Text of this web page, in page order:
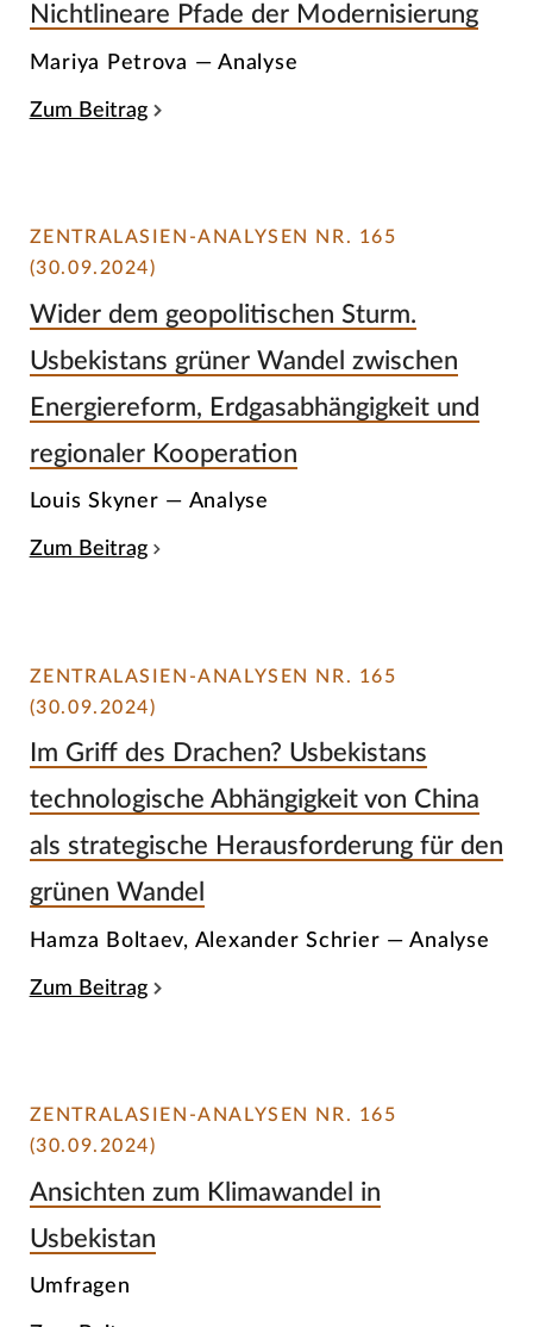
Nichtlineare Pfade der Modernisierung
Mariya Petrova — Analyse
Zum Beitrag
ZENTRALASIEN-ANALYSEN NR. 165
(30.09.2024)
Wider dem geopolitischen Sturm.
Usbekistans grüner Wandel zwischen
Energiereform, Erdgasabhängigkeit und
regionaler Kooperation
Louis Skyner — Analyse
Zum Beitrag
ZENTRALASIEN-ANALYSEN NR. 165
(30.09.2024)
Im Griff des Drachen? Usbekistans
technologische Abhängigkeit von China
als strategische Herausforderung für den
grünen Wandel
Hamza Boltaev, Alexander Schrier — Analyse
Zum Beitrag
ZENTRALASIEN-ANALYSEN NR. 165
(30.09.2024)
Ansichten zum Klimawandel in
Usbekistan
Umfragen